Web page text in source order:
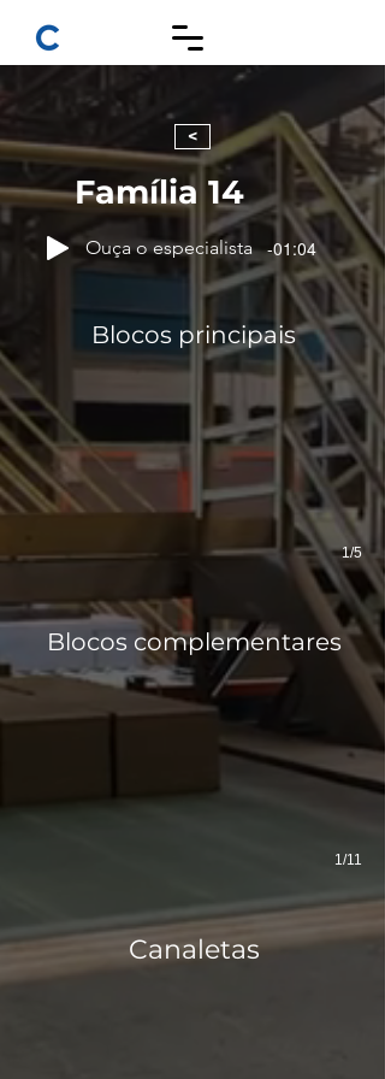
<
Família 14
Ouça o especialista -01:04
Blocos principais
14x19x29
EST 40 - RESISTÊNCIA MPa 4,0
1/5
Blocos complementares
14x19x19
EST 140 - RESISTÊNCIA MPa 14,0
1/11
Canaletas
CAN 14x19x39
CANALETA